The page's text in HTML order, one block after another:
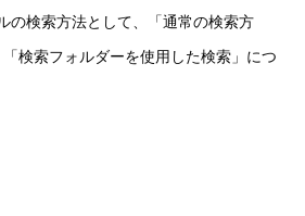
の検索方法として、「通常の検索方
検索フォルダーを使用した検索」につ